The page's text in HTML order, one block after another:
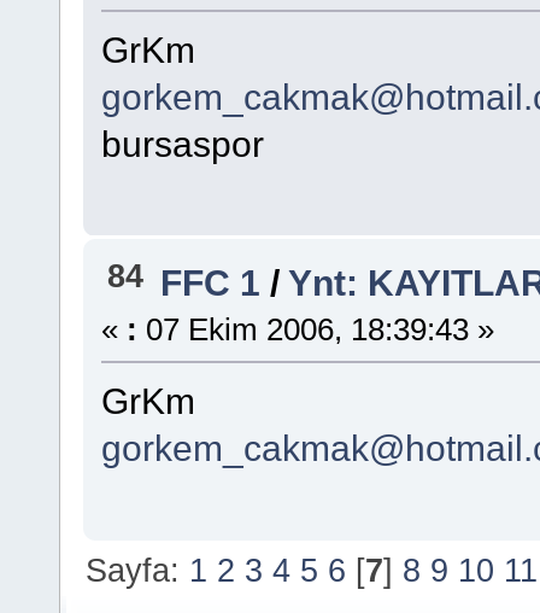
GrKm
bursaspor
84 FFC 1 /Ynt:
« : 07 Ekim 2006, 18:39:43 »
GrKm
Sayfa: 1 2 3 4 5 6 [7] 8 9 10 11